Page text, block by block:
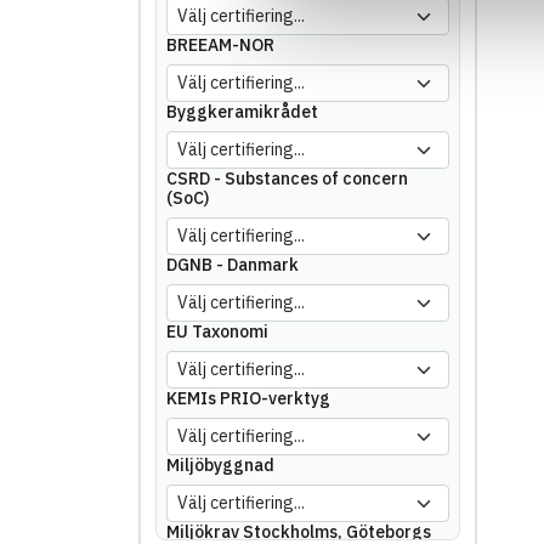
BREEAM-NOR
Byggkeramikrådet
CSRD - Substances of concern
(SoC)
DGNB - Danmark
EU Taxonomi
KEMIs PRIO-verktyg
Miljöbyggnad
Miljökrav Stockholms, Göteborgs